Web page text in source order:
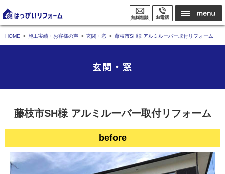
HOME 施工実績・お客様の声 玄関・窓 藤枝市SH様 アルミルーバー取付リフォーム
玄関・窓
藤枝市SH様 アルミルーバー取付リフォーム
before